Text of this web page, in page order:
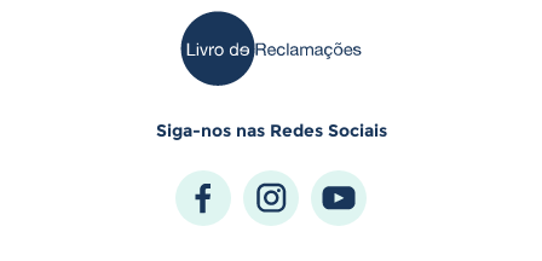
Siga-nos nas Redes Sociais